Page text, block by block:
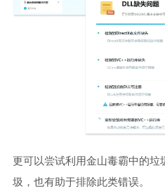
更可以尝试利用金山毒霸中的
圾，也有助于排除此类错误。